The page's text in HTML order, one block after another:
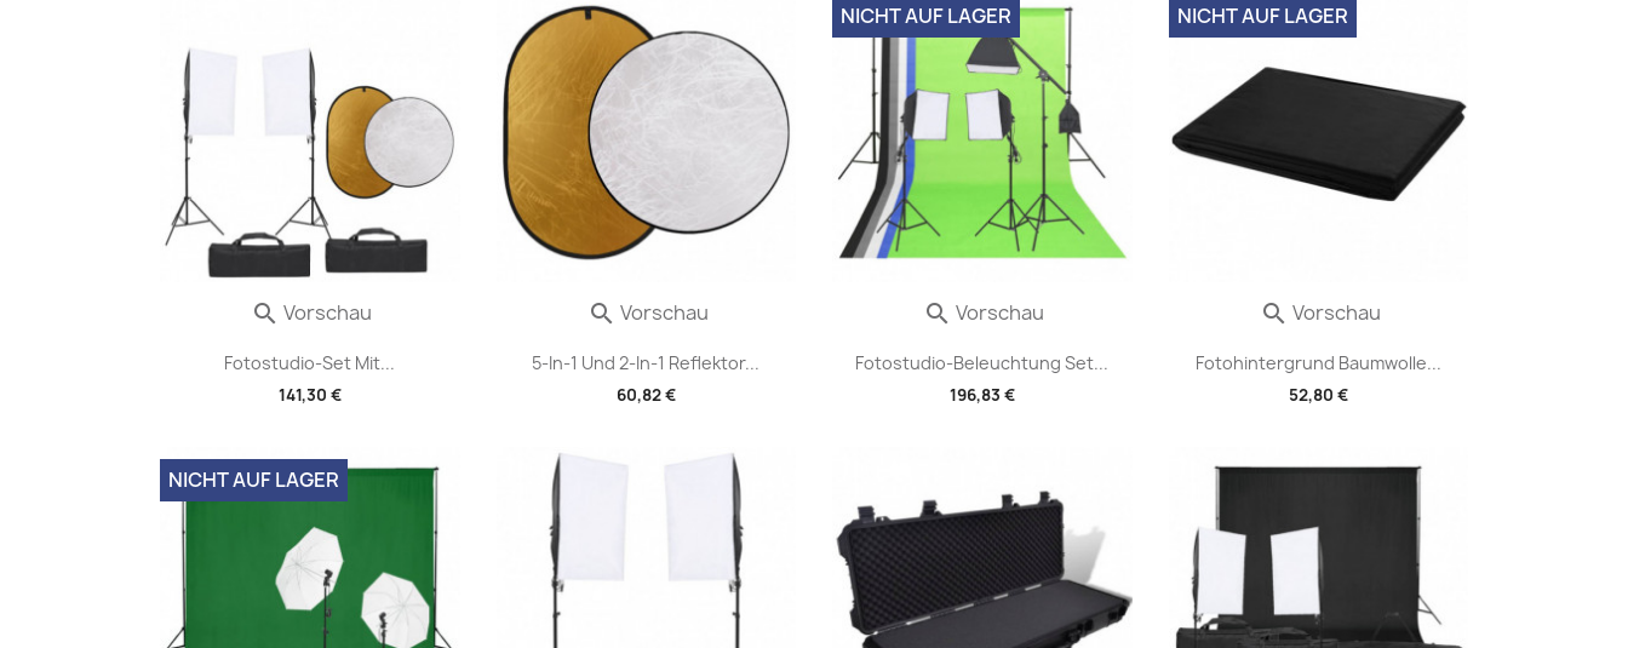
Fotostudio-Set Mit...
141,30 €
 Vorschau
5-In-1 Und 2-In-1 Reflektor...
60,82 €
 Vorschau
Fotostudio-Beleuchtung Set...
196,83 €
NICHT AUF LAGER
 Vorschau
Fotohintergrund Baumwolle...
52,80 €
NICHT AUF LAGER
 Vorschau
NICHT AUF LAGER